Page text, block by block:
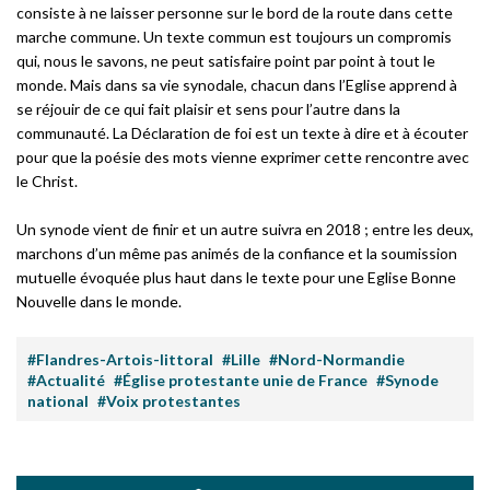
consiste à ne laisser personne sur le bord de la route dans cette
marche commune. Un texte commun est toujours un compromis
qui, nous le savons, ne peut satisfaire point par point à tout le
monde. Mais dans sa vie synodale, chacun dans l’Eglise apprend à
se réjouir de ce qui fait plaisir et sens pour l’autre dans la
communauté. La Déclaration de foi est un texte à dire et à écouter
pour que la poésie des mots vienne exprimer cette rencontre avec
le Christ.
Un synode vient de finir et un autre suivra en 2018 ; entre les deux,
marchons d’un même pas animés de la confiance et la soumission
mutuelle évoquée plus haut dans le texte pour une Eglise Bonne
Nouvelle dans le monde.
#Flandres-Artois-littoral #Lille #Nord-Normandie
#Actualité #Église protestante unie de France #Synode
national #Voix protestantes